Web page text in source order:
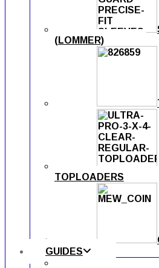
(LOMMER)
TOPLOADERS
GUIDES